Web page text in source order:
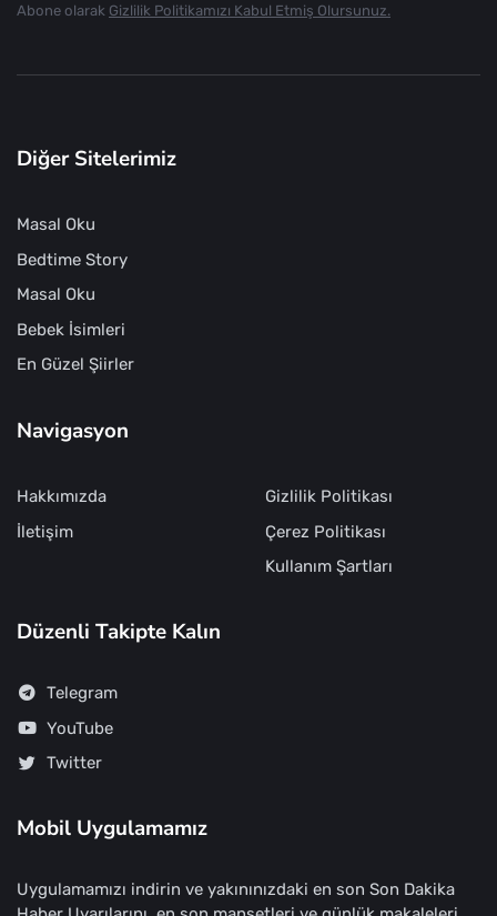
Abone olarak Gizlilik Politikamızı Kabul Etmiş Olursunuz.
Diğer Sitelerimiz
Masal Oku
Bedtime Story
Masal Oku
Bebek İsimleri
En Güzel Şiirler
Navigasyon
Hakkımızda
İletişim
Gizlilik Politikası
Çerez Politikası
Kullanım Şartları
Düzenli Takipte Kalın
Telegram
YouTube
Twitter
Mobil Uygulamamız
Uygulamamızı indirin ve yakınınızdaki en son Son Dakika